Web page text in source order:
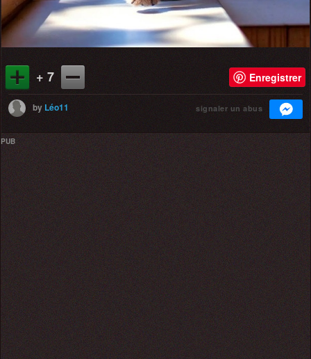
+ 7 Enregistrer
by Léo11 signaler un abus
PUB